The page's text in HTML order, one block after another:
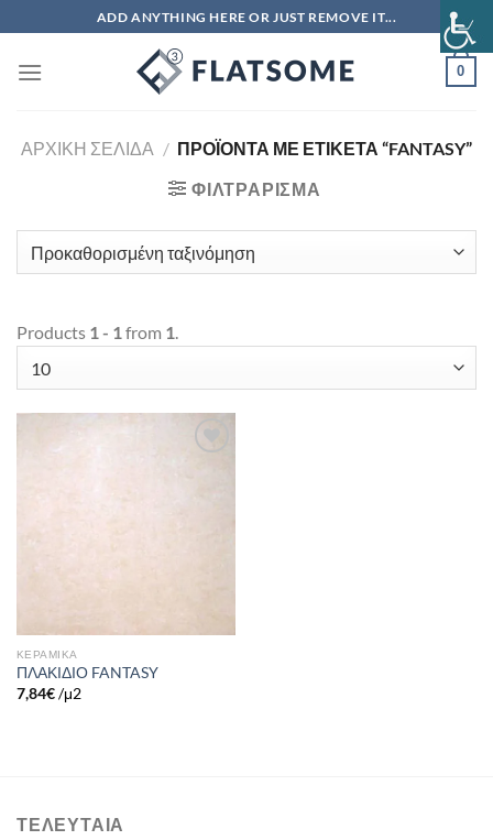
στο
περιεχόμενο
ADD ANYTHING HERE OR JUST REMOVE IT...
0
ΑΡΧΙΚΉ ΣΕΛΊΔΑ / ΠΡΟΪΌΝΤΑ ΜΕ ΕΤΙΚΈΤΑ “FANTASY”
ΦΙΛΤΡΆΡΙΣΜΑ
Products 1 - 1from 1.
ΚΕΡΑΜΙΚΑ
ΠΛΑΚΙΔΙΟ FANTASY
7,84€ /μ2
ΤΕΛΕΥΤΑΊΑ